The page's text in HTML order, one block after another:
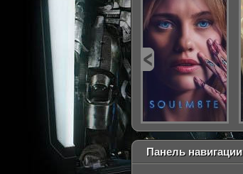
Панель навигации